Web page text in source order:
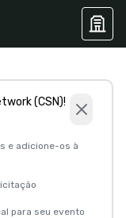
(CSN)!
e adicione-os à
para seu evento